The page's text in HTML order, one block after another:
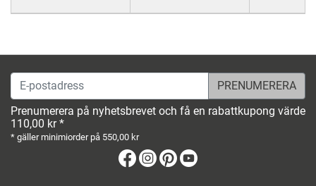
E-postadress
Prenumerera på nyhetsbrevet och få en rabattkupong värde
110,00 kr *
* gäller minimiorder på 550,00 kr
Facebook
Instagram
Pinterest